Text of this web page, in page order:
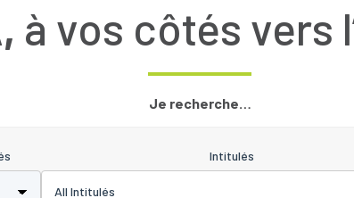
à vos côtés vers
Je recherche…
Intitulés